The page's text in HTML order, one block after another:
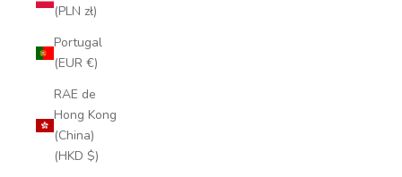
(PLN zł)
Portugal
(EUR €)
RAE de
Hong Kong
(China)
(HKD $)